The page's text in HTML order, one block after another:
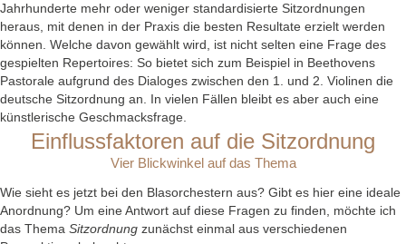
Jahrhunderte mehr oder weniger standardisierte Sitzordnungen
heraus, mit denen in der Praxis die besten Resultate erzielt werden
können. Welche davon gewählt wird, ist nicht selten eine Frage des
gespielten Repertoires: So bietet sich zum Beispiel in Beethovens
Pastorale aufgrund des Dialoges zwischen den 1. und 2. Violinen die
deutsche Sitzordnung an. In vielen Fällen bleibt es aber auch eine
künstlerische Geschmacksfrage.
Einflussfaktoren auf die Sitzordnung
Vier Blickwinkel auf das Thema
Wie sieht es jetzt bei den Blasorchestern aus? Gibt es hier eine ideale
Anordnung? Um eine Antwort auf diese Fragen zu finden, möchte ich
das Thema Sitzordnung zunächst einmal aus verschiedenen